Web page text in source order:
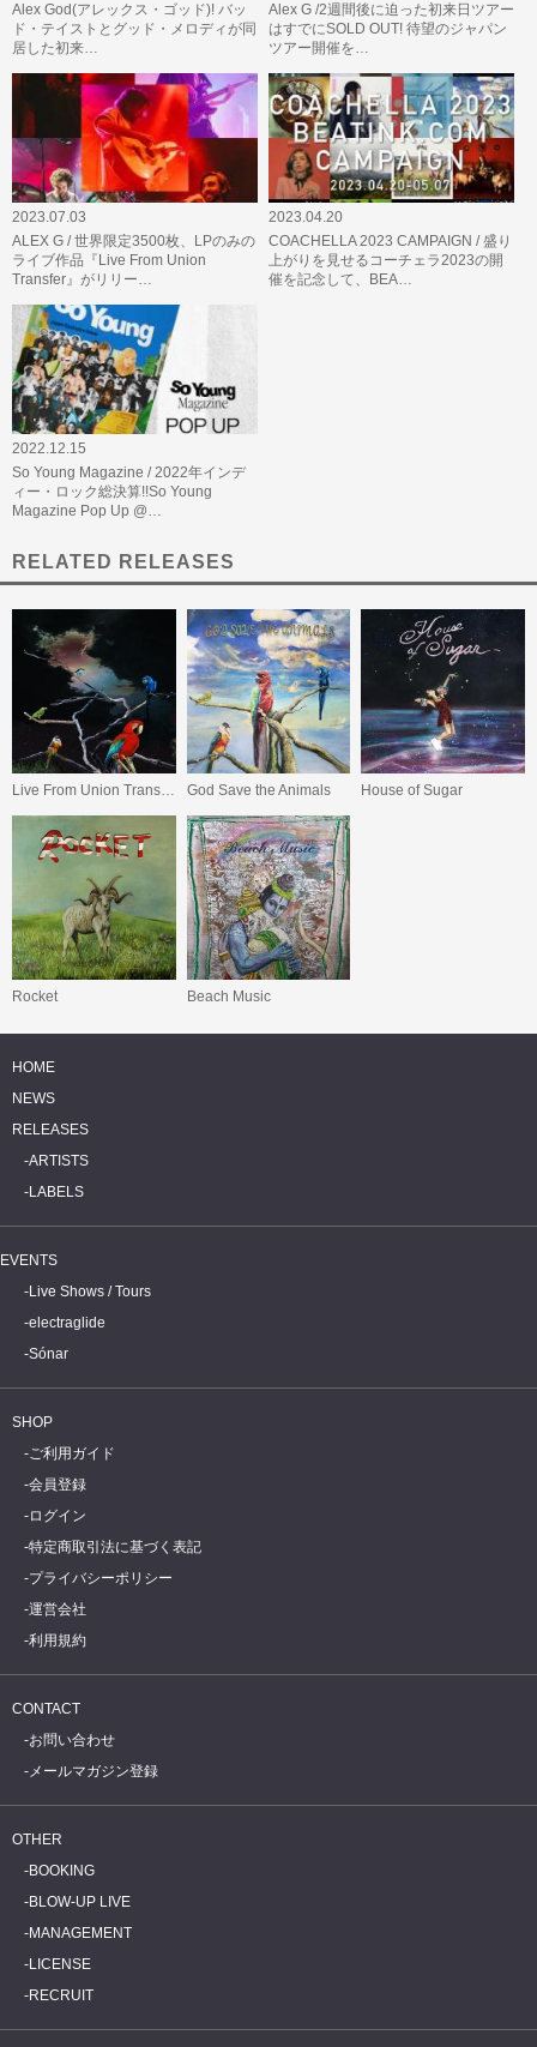
Alex God(アレックス・ゴッド)! バッ
ド・テイストとグッド・メロディが同
居した初来…
Alex G /2週間後に迫った初来日ツアー
はすでにSOLD OUT! 待望のジャパン
ツアー開催を…
2023.07.03
ALEX G / 世界限定3500枚、LPのみの
ライブ作品『Live From Union
Transfer』がリリー…
2023.04.20
COACHELLA 2023 CAMPAIGN / 盛り
上がりを見せるコーチェラ2023の開
催を記念して、BEA…
2022.12.15
So Young Magazine / 2022年インデ
ィー・ロック総決算!!So Young
Magazine Pop Up @…
RELATED RELEASES
Live From Union Transfer God Save the Animals House of Sugar
Rocket Beach Music
HOME
NEWS
RELEASES
ARTISTS
LABELS
EVENTS
Live Shows / Tours
electraglide
Sónar
SHOP
ご利用ガイド
会員登録
ログイン
特定商取引法に基づく表記
プライバシーポリシー
運営会社
利用規約
CONTACT
お問い合わせ
メールマガジン登録
OTHER
BOOKING
BLOW-UP LIVE
MANAGEMENT
LICENSE
RECRUIT